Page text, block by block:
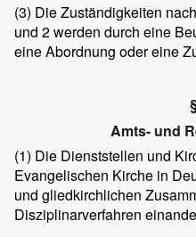
(3) Die Zuständigkeiten nach
und 2 werden durch eine
eine Abordnung oder eine
Amts- und
(1) Die Dienststellen und
Evangelischen Kirche in
und gliedkirchlichen
Disziplinarverfahren